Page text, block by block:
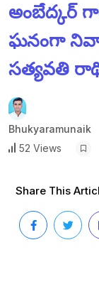
అంబేద్కర్
ఘనంగా
సత్యవతి
Bhukyaramunaik
52 Views
Share This